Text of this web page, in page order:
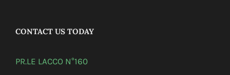
CONTACT US TODAY
PR.LE LACCO N°160